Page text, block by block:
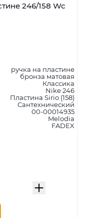
246/158 Wc
ручка на пластине
бронза матовая
Классика
Nike 246
Пластина Sirio (158)
Сантехнический
00-00014935
Melodia
FADEX